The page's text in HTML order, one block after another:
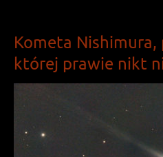
Kometa
której prawie nikt